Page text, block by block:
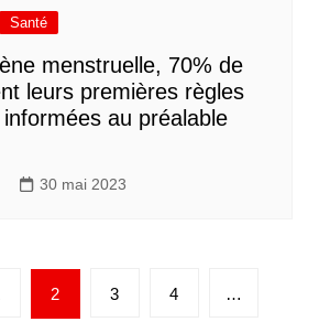
Santé
menstruelle, 70% de
leurs premières règles
au préalable
30 mai 2023
2 3 4 …